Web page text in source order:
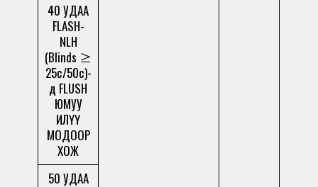
40 УДАА
FLASH-
NLH
(Blinds ≥
25c/50c)-
д FLUSH
ЮМУУ
ИЛҮҮ
МОДООР
ХОЖ
50 УДАА